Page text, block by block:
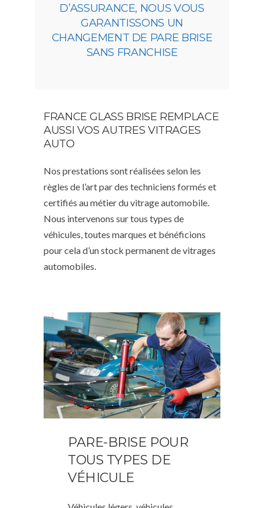
D’ASSURANCE, NOUS VOUS
GARANTISSONS UN
CHANGEMENT DE PARE BRISE
SANS FRANCHISE
FRANCE GLASS BRISE REMPLACE
AUSSI VOS AUTRES VITRAGES
AUTO
Nos prestations sont réalisées selon les
règles de l’art par des techniciens formés et
certifiés au métier du vitrage automobile.
Nous intervenons sur tous types de
véhicules, toutes marques et bénéficions
pour cela d’un stock permanent de vitrages
automobiles.
PARE-BRISE POUR
TOUS TYPES DE
VÉHICULE